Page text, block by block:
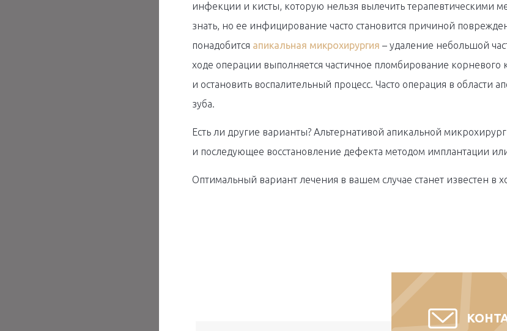
инфекции и кисты, которую нельзя вылечить терапевтическими
знать, но ее инфицирование часто становится причиной
понадобится апикальная микрохирургия – удаление небольшой
ходе операции выполняется частичное пломбирование корневого
и остановить воспалительный процесс. Часто операция в области
зуба.
Есть ли другие варианты? Альтернативой апикальной
и последующее восстановление дефекта методом имплантации
Оптимальный вариант лечения в вашем случае станет известен в